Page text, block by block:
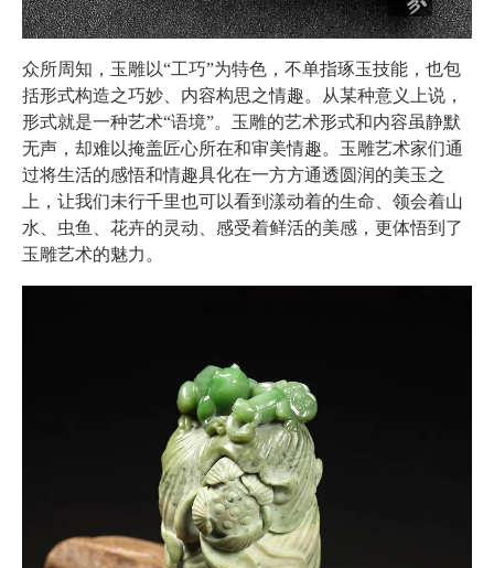
众所周知，玉雕以“工巧”为特色，不单指琢玉技能，也包
括形式构造之巧妙、内容构思之情趣。从某种意义上说，
形式就是一种艺术“语境”。玉雕的艺术形式和内容虽静默
无声，却难以掩盖匠心所在和审美情趣。玉雕艺术家们通
过将生活的感悟和情趣具化在一方方通透圆润的美玉之
上，让我们未行千里也可以看到漾动着的生命、领会着山
水、虫鱼、花卉的灵动、感受着鲜活的美感，更体悟到了
玉雕艺术的魅力。